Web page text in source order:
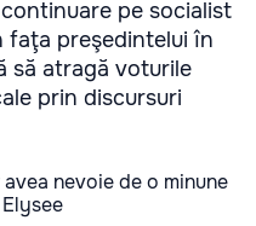
pe socialist
faţa preşedintelui în
să atragă voturile
prin discursuri